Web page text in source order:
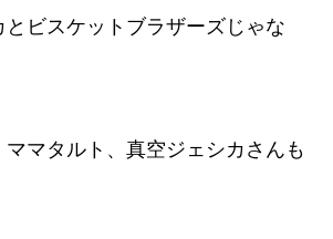
ビスケットブラザーズじゃな
マタルト、真空ジェシカさんも